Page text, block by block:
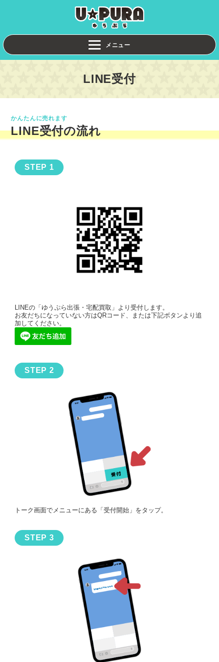
LINE受付
かんたんに売れます
LINE受付の流れ
LINEの「ゆうぷら出張・宅配買取」より受付します。
お友だちになっていない方はQRコード、または下記ボタンより追
加してください。
トーク画面でメニューにある「受付開始」をタップ。